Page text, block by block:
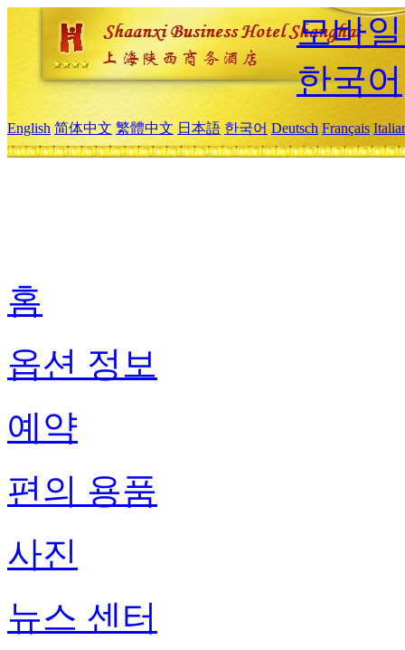
모바
한국어
English 简体中文 繁體中文 日本語 한국어 Deutsch Français
홈
옵션 정보
예약
편의 용품
사진
뉴스 센터